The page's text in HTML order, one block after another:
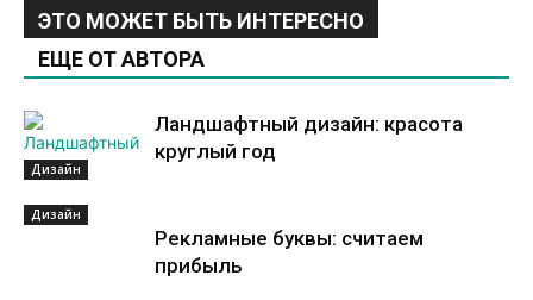
ЭТО МОЖЕТ БЫТЬ ИНТЕРЕСНО
ЕЩЕ ОТ АВТОРА
Дизайн
Ландшафтный дизайн: красота
круглый год
Дизайн
Рекламные буквы: считаем
прибыль